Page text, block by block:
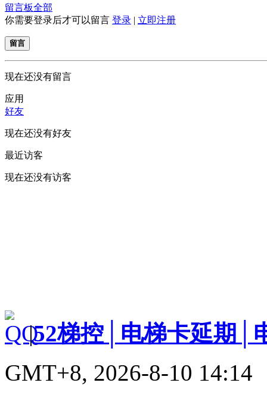
留言板全部
你需要登录后才可以留言 登录 | 立即注册
留言
现在还没有留言
应用
好友
现在还没有好友
最近访客
现在还没有访客
|52梯控│电梯卡延期│
GMT+8, 2026-8-10 14:14